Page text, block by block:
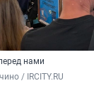
нами
/ IRCITY.RU